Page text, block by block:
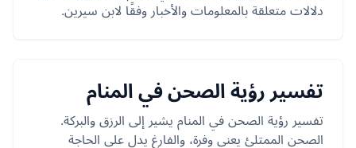
دلالات متعلقة بالمعلومات والأخبار وفقًا لابن سيرين.
تفسير رؤية الصحن في المنام
تفسير رؤية الصحن في المنام يشير إلى الرزق والبركة.
الصحن الممتلئ يعني وفرة، والفارغ يدل على الحاجة